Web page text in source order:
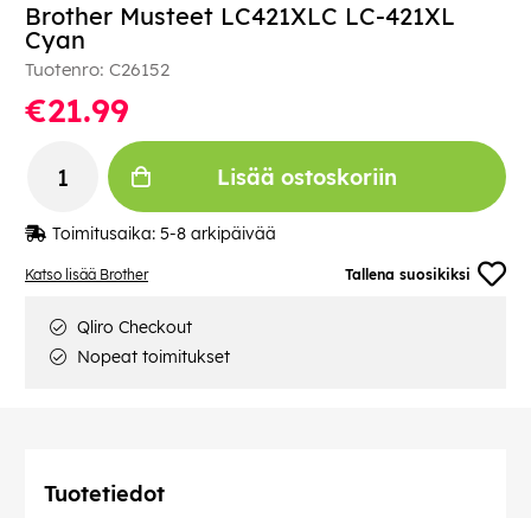
Katso lisää Brother Tallena suosikiksi
Brother Musteet LC421XLC LC-421XL
Cyan
Tuotenro: C26152
€21.99
Lisää ostoskoriin
Toimitusaika: 5-8 arkipäivää
Qliro Checkout
Nopeat toimitukset
Tuotetiedot